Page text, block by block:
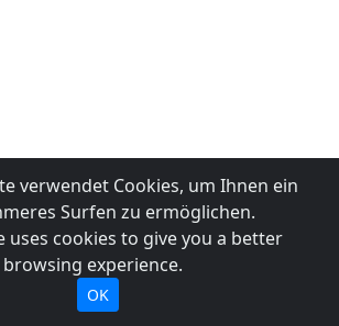
verwendet Cookies, um Ihnen ein
Surfen zu ermöglichen.
uses cookies to give you a better
browsing experience.
OK